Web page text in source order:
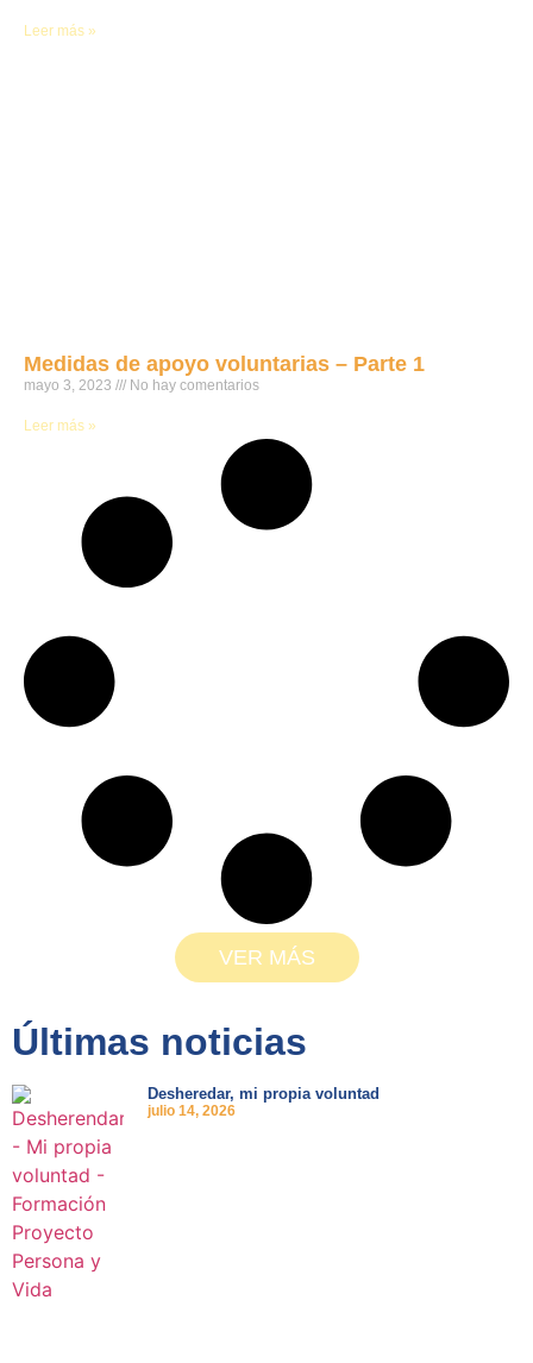
Leer más »
Medidas de apoyo voluntarias – Parte 1
mayo 3, 2023 No hay comentarios
Leer más »
VER MÁS
Últimas noticias
Desheredar, mi propia voluntad
julio 14, 2026